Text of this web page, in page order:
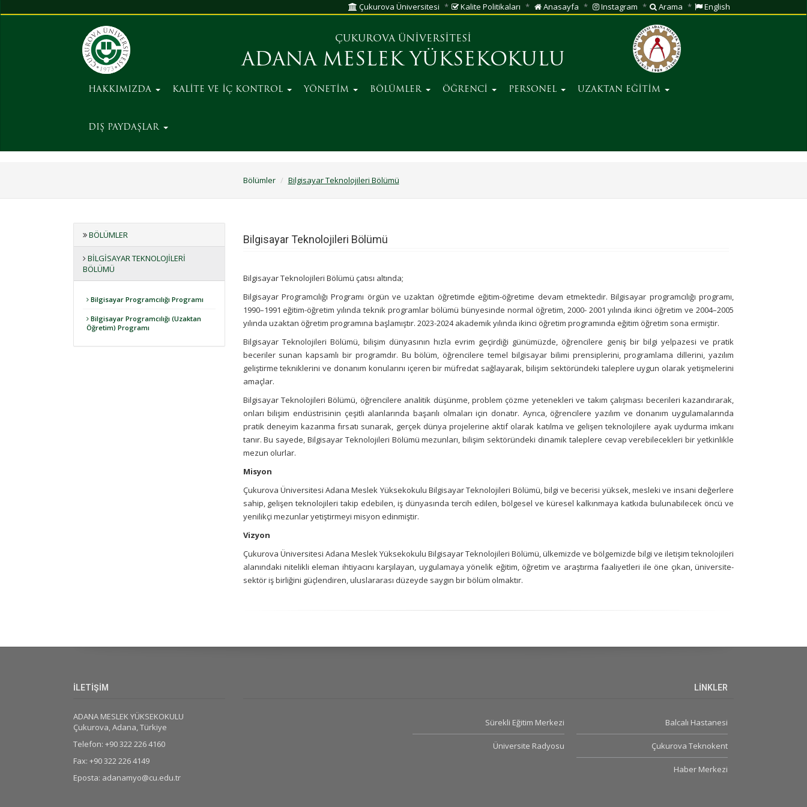
Çukurova Üniversitesi Kalite Politikaları Anasayfa Instagram Arama English
ÇUKUROVA ÜNİVERSİTESİ
ADANA MESLEK YÜKSEKOKULU
HAKKIMIZDA KALİTE VE İÇ KONTROL YÖNETİM BÖLÜMLER ÖĞRENCİ PERSONEL UZAKTAN EĞİTİM
DIŞ PAYDAŞLAR
Bölümler Bilgisayar Teknolojileri Bölümü
BÖLÜMLER
BILGISAYAR TEKNOLOJILERI
BÖLÜMÜ
Bilgisayar Programcılığı Programı
Bilgisayar Programcılığı (Uzaktan
Öğretim) Programı
Bilgisayar Teknolojileri Bölümü
Bilgisayar Teknolojileri Bölümü çatısı altında;
Bilgisayar Programcılığı Programı örgün ve uzaktan öğretimde eğitim-öğretime devam etmektedir.Bilgisayar programcılığı programı,
1990–1991 eğitim-öğretim yılında teknik programlar bölümü bünyesinde normal öğretim, 2000- 2001 yılında ikinci öğretim ve 2004–2005
yılında uzaktan öğretim programına başlamıştır. 2023-2024 akademik yılında ikinci öğretim programında eğitim öğretim sona ermiştir.
Bilgisayar Teknolojileri Bölümü, bilişim dünyasının hızla evrim geçirdiği günümüzde, öğrencilere geniş bir bilgi yelpazesi ve pratik
beceriler sunan kapsamlı bir programdır. Bu bölüm, öğrencilere temel bilgisayar bilimi prensiplerini, programlama dillerini, yazılım
geliştirme tekniklerini ve donanım konularını içeren bir müfredat sağlayarak, bilişim sektöründeki taleplere uygun olarak yetişmelerini
amaçlar.
Bilgisayar Teknolojileri Bölümü, öğrencilere analitik düşünme, problem çözme yetenekleri ve takım çalışması becerileri kazandırarak,
onları bilişim endüstrisinin çeşitli alanlarında başarılı olmaları için donatır. Ayrıca, öğrencilere yazılım ve donanım uygulamalarında
pratik deneyim kazanma fırsatı sunarak, gerçek dünya projelerine aktif olarak katılma ve gelişen teknolojilere ayak uydurma imkanı
tanır. Bu sayede, Bilgisayar Teknolojileri Bölümü mezunları, bilişim sektöründeki dinamik taleplere cevap verebilecekleri bir yetkinlikle
mezun olurlar.
Misyon
Çukurova Üniversitesi Adana Meslek Yüksekokulu Bilgisayar Teknolojileri Bölümü, bilgi ve becerisi yüksek, mesleki ve insani değerlere
sahip, gelişen teknolojileri takip edebilen, iş dünyasında tercih edilen, bölgesel ve küresel kalkınmaya katkıda bulunabilecek öncü ve
yenilikçi mezunlar yetiştirmeyi misyon edinmiştir.
Vizyon
Çukurova Üniversitesi Adana Meslek Yüksekokulu Bilgisayar Teknolojileri Bölümü, ülkemizde ve bölgemizde bilgi ve iletişim teknolojileri
alanındaki nitelikli eleman ihtiyacını karşılayan, uygulamaya yönelik eğitim, öğretim ve araştırma faaliyetleri ile öne çıkan, üniversite-
sektör iş birliğini güçlendiren, uluslararası düzeyde saygın bir bölüm olmaktır.
İLETİŞİM
ADANA MESLEK YÜKSEKOKULU
Çukurova, Adana, Türkiye
Telefon: +90 322 226 4160
Fax: +90 322 226 4149
Eposta: adanamyo@cu.edu.tr
LİNKLER
Balcalı Hastanesi
Çukurova Teknokent
Haber Merkezi
Sürekli Eğitim Merkezi
Üniversite Radyosu